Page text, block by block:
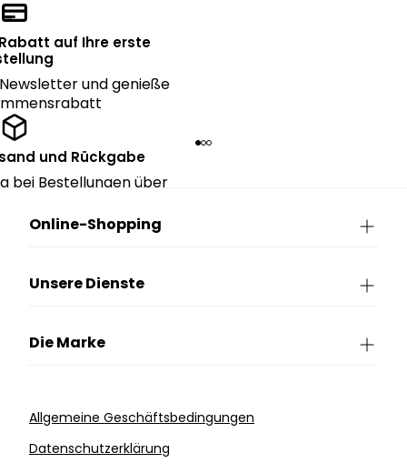
auf Ihre erste
und genieße
und Rückgabe
bei Bestellungen über
Online-Shopping
Unsere Dienste
Die Marke
Allgemeine Geschäftsbedingungen
Datenschutzerklärung